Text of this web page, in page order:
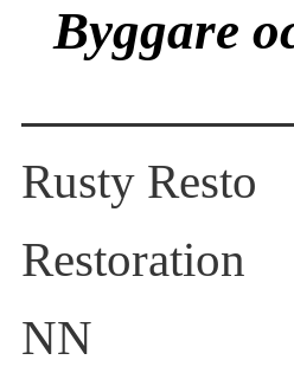
Byggare
Rusty Resto
Restoration
NN